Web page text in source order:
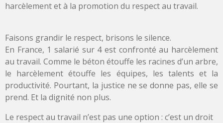
harcèlement et à la promotion du respect au travail.
Faisons grandir le respect, brisons le silence.
En France, 1 salarié sur 4 est confronté au harcèlement
au travail. Comme le béton étouffe les racines d’un arbre,
le harcèlement étouffe les équipes, les talents et la
productivité. Pourtant, la justice ne se donne pas, elle se
prend. Et la dignité non plus.
Le respect au travail n’est pas une option : c’est un droit